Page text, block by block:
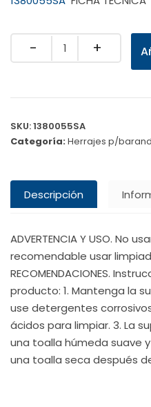
Quantity
SKU:1380055SA
Categoría:Herrajes p/
Descripción
ADVERTENCIA Y USO. No
recomendable usar
RECOMENDACIONES.
producto: 1. Mantenga la
use detergentes
ácidos para limpiar. 3. La
una toalla húmeda suave
una toalla seca después